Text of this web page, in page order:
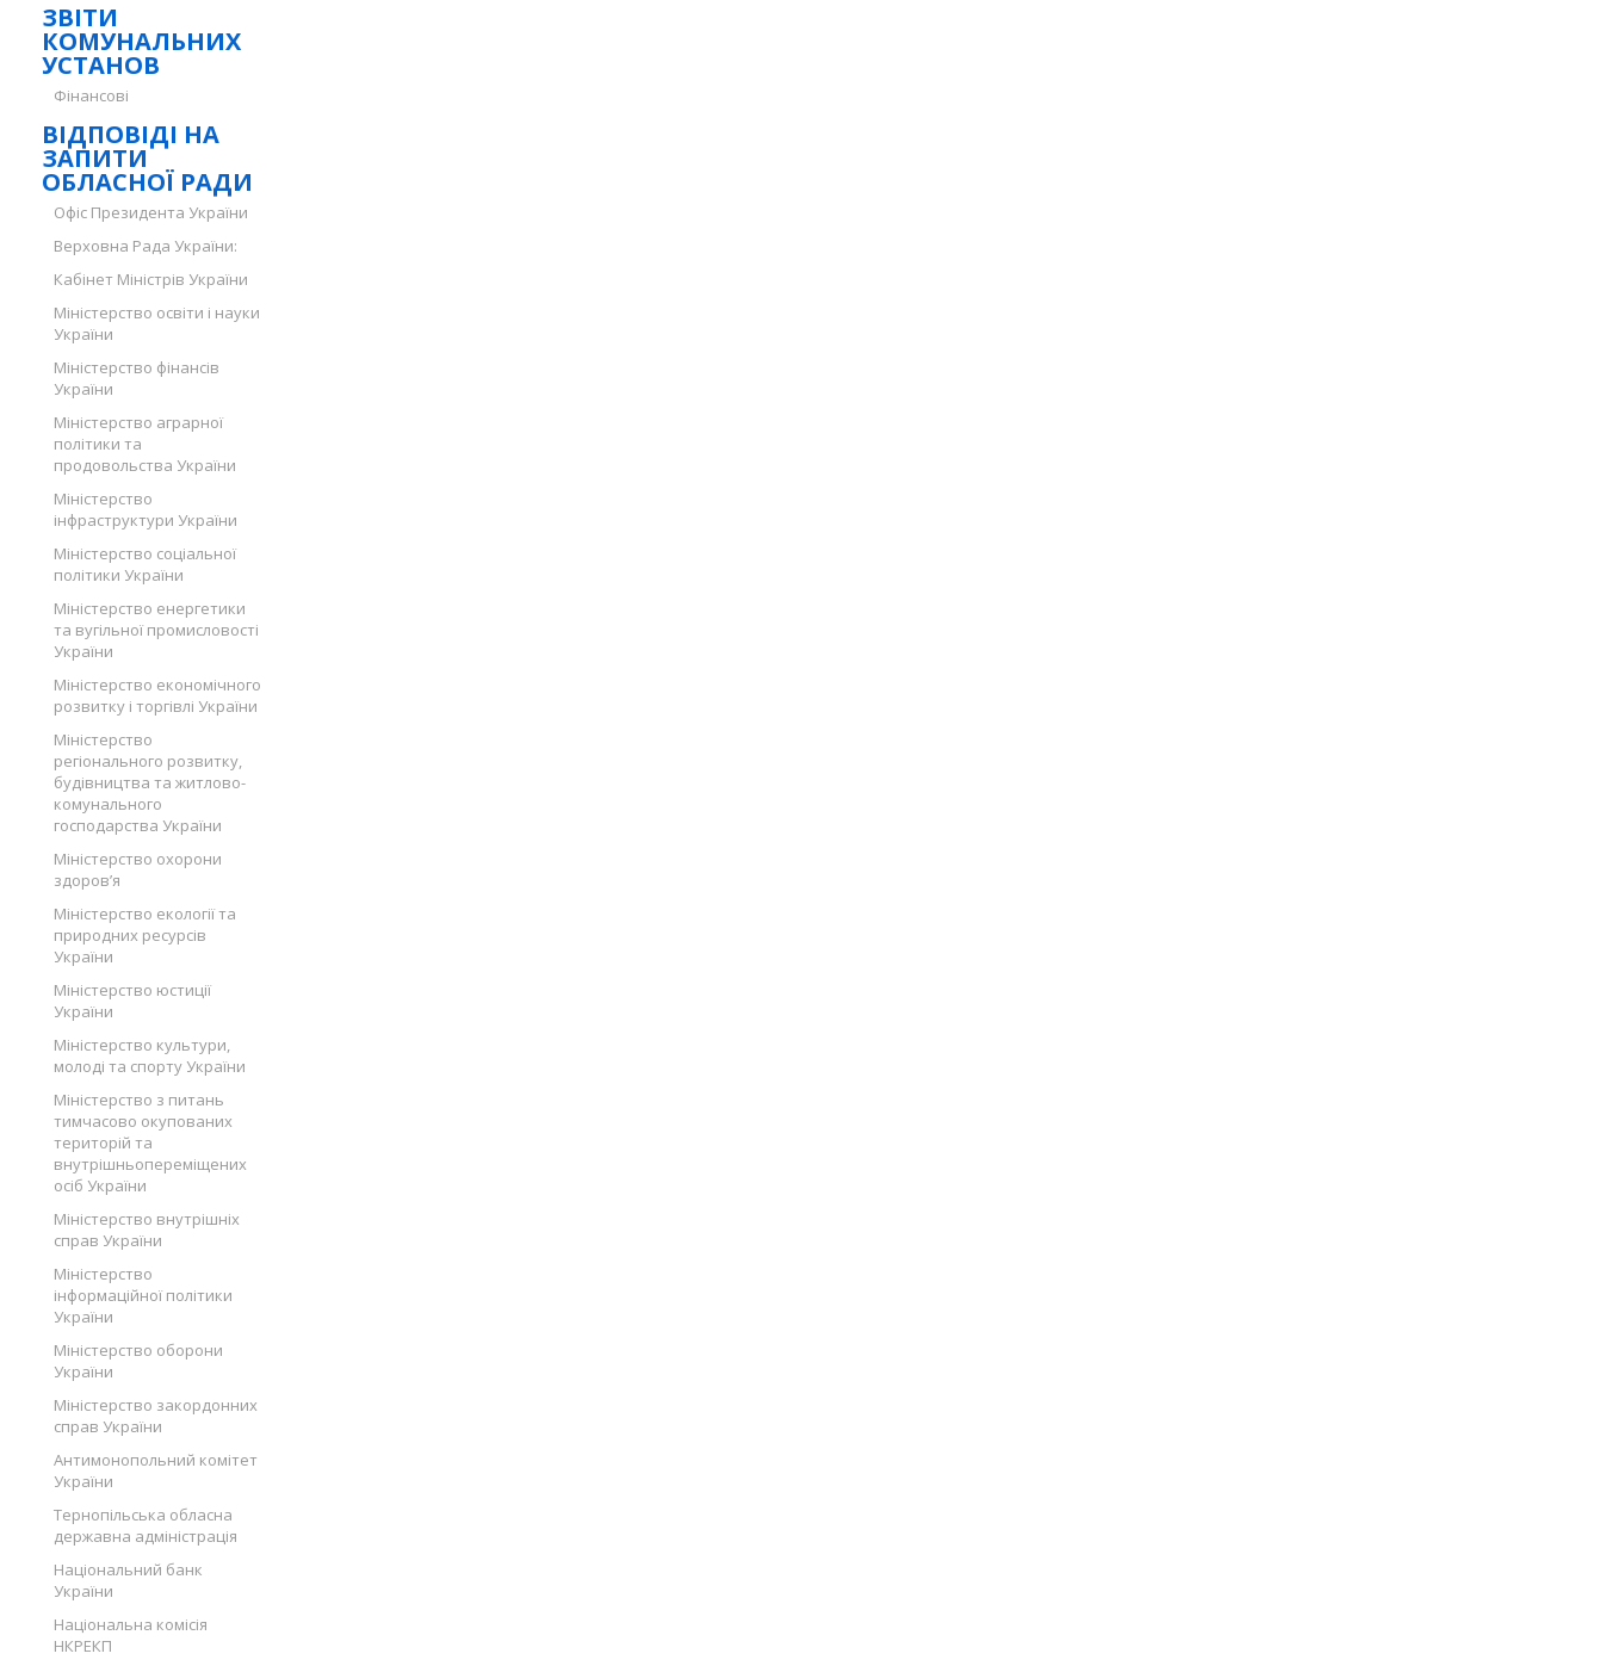
ЗВІТИ
КОМУНАЛЬНИХ
УСТАНОВ
Фінансові
ВІДПОВІДІ НА
ЗАПИТИ
ОБЛАСНОЇ РАДИ
Офіс Президента України
Верховна Рада України:
Кабінет Міністрів України
Міністерство освіти і науки
України
Міністерство фінансів
України
Міністерство аграрної
політики та
продовольства України
Міністерство
інфраструктури України
Міністерство соціальної
політики України
Міністерство енергетики
та вугільної промисловості
України
Міністерство економічного
розвитку і торгівлі України
Міністерство
регіонального розвитку,
будівництва та житлово-
комунального
господарства України
Міністерство охорони
здоров’я
Міністерство екології та
природних ресурсів
України
Міністерство юстиції
України
Міністерство культури,
молоді та спорту України
Міністерство з питань
тимчасово окупованих
територій та
внутрішньопереміщених
осіб України
Міністерство внутрішніх
справ України
Міністерство
інформаційної політики
України
Міністерство оборони
України
Міністерство закордонних
справ України
Антимонопольний комітет
України
Тернопільська обласна
державна адміністрація
Національний банк
України
Національна комісія
НКРЕКП